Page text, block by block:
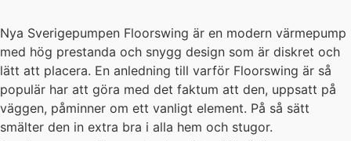
Nya Sverigepumpen Floorswing är en modern värmepump
med hög prestanda och snygg design som är diskret och
lätt att placera. En anledning till varför Floorswing är så
populär har att göra med det faktum att den, uppsatt på
väggen, påminner om ett vanligt element. På så sätt
smälter den in extra bra i alla hem och stugor.